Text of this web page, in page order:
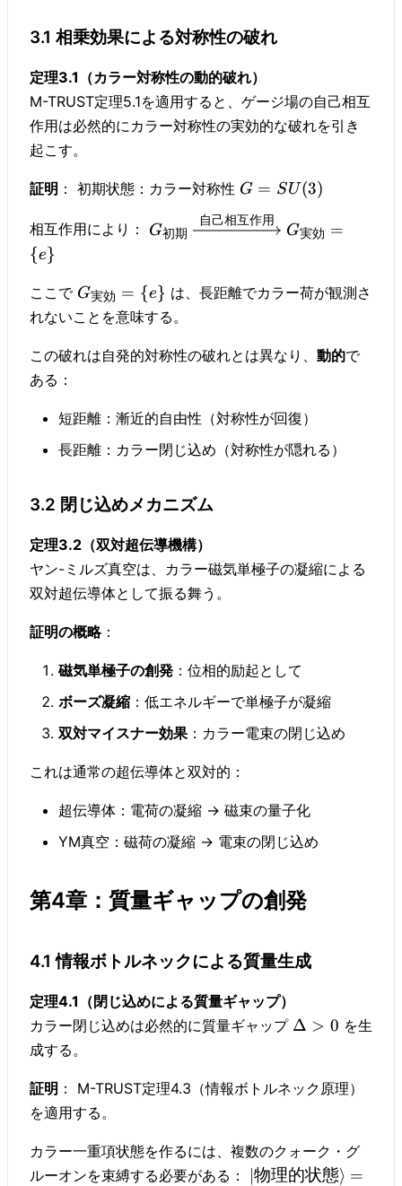
3.1 相乗効果による対称性の破れ
定理3.1（カラー対称性の動的破れ）
M-TRUST定理5.1を適用すると、ゲージ場の自己相互
作用は必然的にカラー対称性の実効的な破れを引き
起こす。
証明 ： 初期状態：カラー対称性 G = SU(3)
相互作用により： G初期
自己相互作用
G実効 =
{e}
ここで G実効 = {e} は、長距離でカラー荷が観測さ
れないことを意味する。
この破れは自発的対称性の破れとは異なり、 動的で
ある：
短距離：漸近的自由性（対称性が回復）
長距離：カラー閉じ込め（対称性が隠れる）
3.2 閉じ込めメカニズム
定理3.2（双対超伝導機構）
ヤン-ミルズ真空は、カラー磁気単極子の凝縮による
双対超伝導体として振る舞う。
証明の概略：
磁気単極子の創発 ：位相的励起として
ボーズ凝縮 ：低エネルギーで単極子が凝縮
双対マイスナー効果 ：カラー電束の閉じ込め
これは通常の超伝導体と双対的：
超伝導体：電荷の凝縮 → 磁束の量子化
YM真空：磁荷の凝縮 → 電束の閉じ込め
第4章：質量ギャップの創発
4.1 情報ボトルネックによる質量生成
定理4.1（閉じ込めによる質量ギャップ）
カラー閉じ込めは必然的に質量ギャップ Δ > 0 を生
成する。
証明 ： M-TRUST定理4.3（情報ボトルネック原理）
を適用する。
カラー一重項状態を作るには、複数のクォーク・グ
ルーオンを束縛する必要がある： ∣物理的状態⟩ =